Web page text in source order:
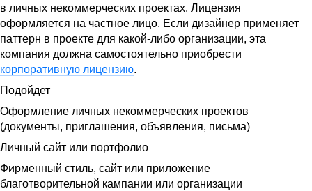
в личных некоммерческих проектах. Лицензия
оформляется на частное лицо. Если дизайнер применяет
паттерн в проекте для какой-либо организации, эта
компания должна самостоятельно приобрести
корпоративную лицензию.
Подойдет
Оформление личных некоммерческих проектов
(документы, приглашения, объявления, письма)
Личный сайт или портфолио
Фирменный стиль, сайт или приложение
благотворительной кампании или организации